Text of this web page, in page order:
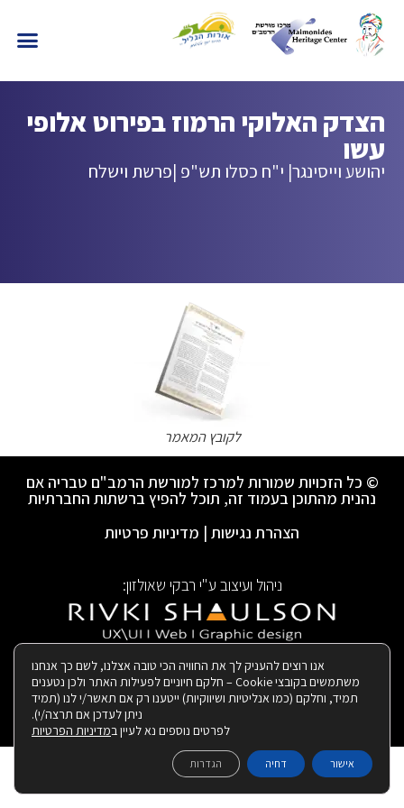
הצדק האלוקי הרמוז בפירוט אלופי
עשו
יהושע וייסינגר| י"ח כסלו תש"פ |פרשת וישלח
לקובץ המאמר
© כל הזכויות שמורות למרכז למורשת הרמב"ם טבריה אם
נהנית מהתוכן בעמוד זה, תוכל להפיץ ברשתות החברתיות
הצהרת נגישות | מדיניות פרטיות
ניהול ועיצוב ע"י רבקי שאולזון:
| בנייה ותחזוקת האתר:
אנו רוצים להעניק לך את החוויה הכי טובה אצלנו, לשם כך אנחנו
משתמשים בקובצי Cookie – חלקם חיוניים לפעילות האתר ולכן נטענים
תמיד, וחלקם (כמו אנליטיות ושיווקיות) ייטענו רק אם תאשר/י לנו (תמיד
ניתן לעדכן אם תרצה/י).
לפרטים נוספים נא לעיין במדיניות הפרטיות
אישור דחיה הגדרות